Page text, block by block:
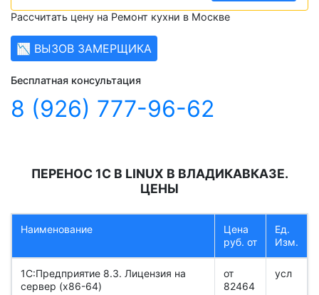
Рассчитать цену на Ремонт кухни в Москве
📉 ВЫЗОВ ЗАМЕРЩИКА
Бесплатная консультация
8 (926) 777-96-62
ПЕРЕНОС 1С В LINUX В ВЛАДИКАВКАЗЕ.
ЦЕНЫ
Наименование
Цена
руб. от
Ед.
Изм.
1С:Предприятие 8.3. Лицензия на
сервер (x86-64)
от
82464
усл